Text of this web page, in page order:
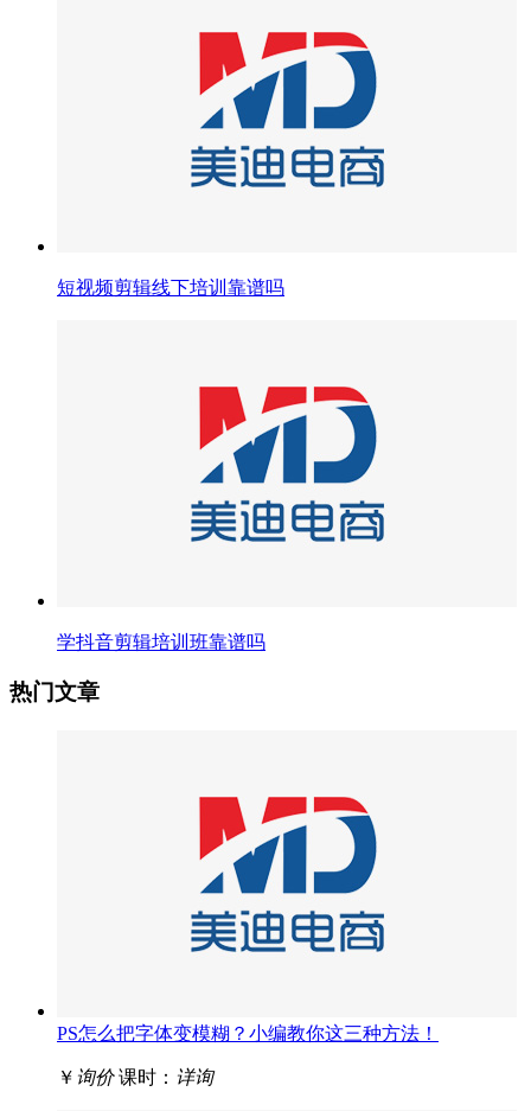
短视频剪辑线下培训靠谱吗
学抖音剪辑培训班靠谱吗
热门文章
PS怎么把字体变模糊？小编教你这三种方法！
￥ 询价 课时： 详询